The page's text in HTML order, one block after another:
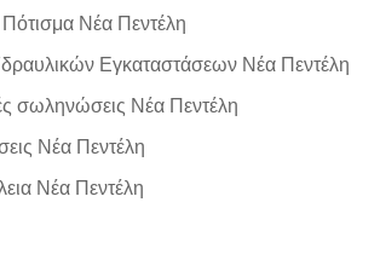
Νέα Πεντέλη
Εγκαταστάσεων Νέα Πεντέλη
σωληνώσεις Νέα Πεντέλη
Νέα Πεντέλη
Νέα Πεντέλη